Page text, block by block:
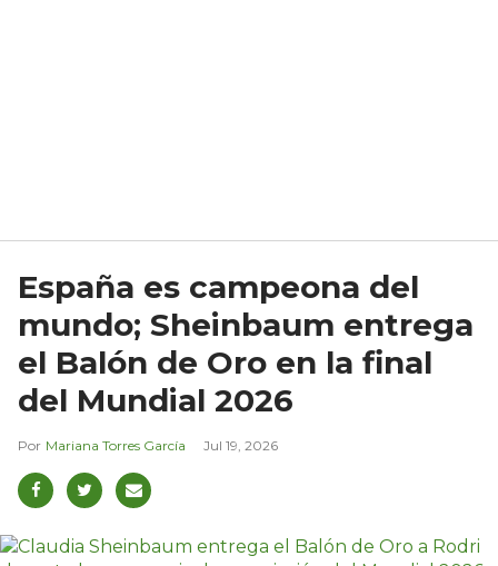
España es campeona del
mundo; Sheinbaum entrega
el Balón de Oro en la final
del Mundial 2026
Mariana Torres García Jul 19, 2026